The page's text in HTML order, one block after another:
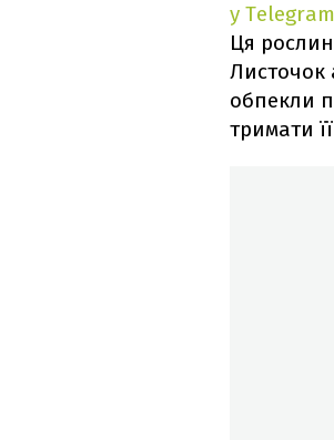
у Telegram
Ця
Листочок
обпекли
тримати